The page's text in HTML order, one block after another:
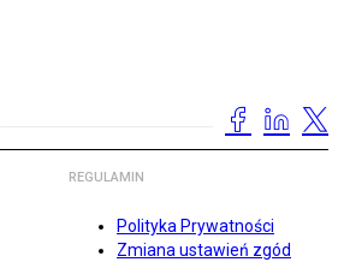
REGULAMIN
Polityka Prywatności
Zmiana ustawień zgód